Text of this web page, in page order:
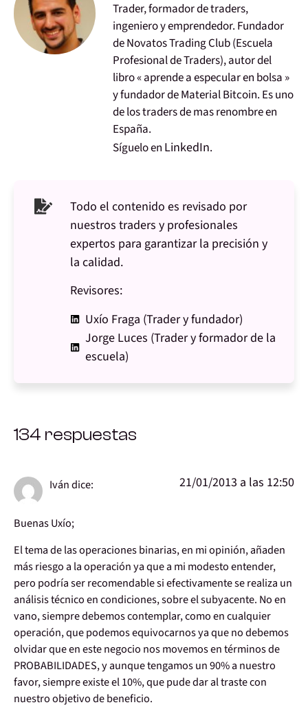
Trader, formador de traders,
ingeniero y emprendedor. Fundador
de Novatos Trading Club (Escuela
Profesional de Traders), autor del
libro « aprende a especular en bolsa »
y fundador de Material Bitcoin. Es uno
de los traders de mas renombre en
España.
Síguelo en LinkedIn.
Todo el contenido es revisado por
nuestros traders y profesionales
expertos para garantizar la precisión y
la calidad.
Revisores:
Uxío Fraga (Trader y fundador)
Jorge Luces (Trader y formador de la
escuela)
134 respuestas
Ivándice: 21/01/2013 a las 12:50
Buenas Uxío;
El tema de las operaciones binarias, en mi opinión, añaden
más riesgo a la operación ya que a mi modesto entender,
pero podría ser recomendable si efectivamente se realiza un
análisis técnico en condiciones, sobre el subyacente. No en
vano, siempre debemos contemplar, como en cualquier
operación, que podemos equivocarnos ya que no debemos
olvidar que en este negocio nos movemos en términos de
PROBABILIDADES, y aunque tengamos un 90% a nuestro
favor, siempre existe el 10%, que pude dar al traste con
nuestro objetivo de beneficio.